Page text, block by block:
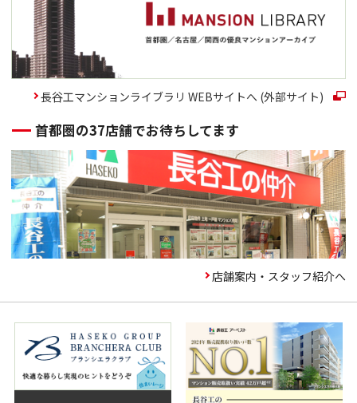
長谷工マンションライブラリ WEBサイトへ (外部サイト)
首都圏の37店舗でお待ちしてます
店舗案内・スタッフ紹介へ